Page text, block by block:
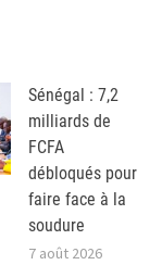
Sénégal : 7,2
milliards de
FCFA
débloqués pour
faire face à la
soudure
7 août 2026